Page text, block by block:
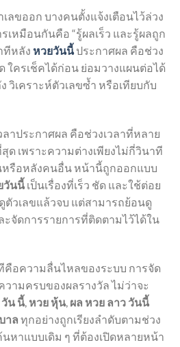
ลขออก บางคนตั้งแจ้งเตือนไว้ล่วง
หมือนกันคือ “รู้ผลเร็ว และรู้ผลถูก
ทีหลัง หวยวันนี้ประกาศผล คือช่วง
ใครเช็คได้ก่อน ย่อมวางแผนต่อได้
วิเคราะห์ตัวเลขซ้ำ หรือเทียบกับ
ลาประกาศผล คือช่วงเวลาที่หลาย
เพราะความต่างเพียงไม่กี่วินาที
หรือหลังคนอื่น หน้านี้ถูกออกแบบ
วันนี้ เป็นเรื่องที่เร็ว ชัด และใช้ต่อย
วเลขแล้วจบ แต่สามารถย้อนดู
ะจัดการรายการที่ติดตามไว้ได้ใน
อความลื่นไหลของระบบ การจัด
ามครบของผลรางวัล ไม่ว่าจะ
น นี้ หวย หุ้น ผล หวย ลาว วันนี้
าล ทุกอย่างถูกเรียงลำดับตามช่วง
หาแบบเดิม ๆ ที่ต้องเปิดหลายหน้า